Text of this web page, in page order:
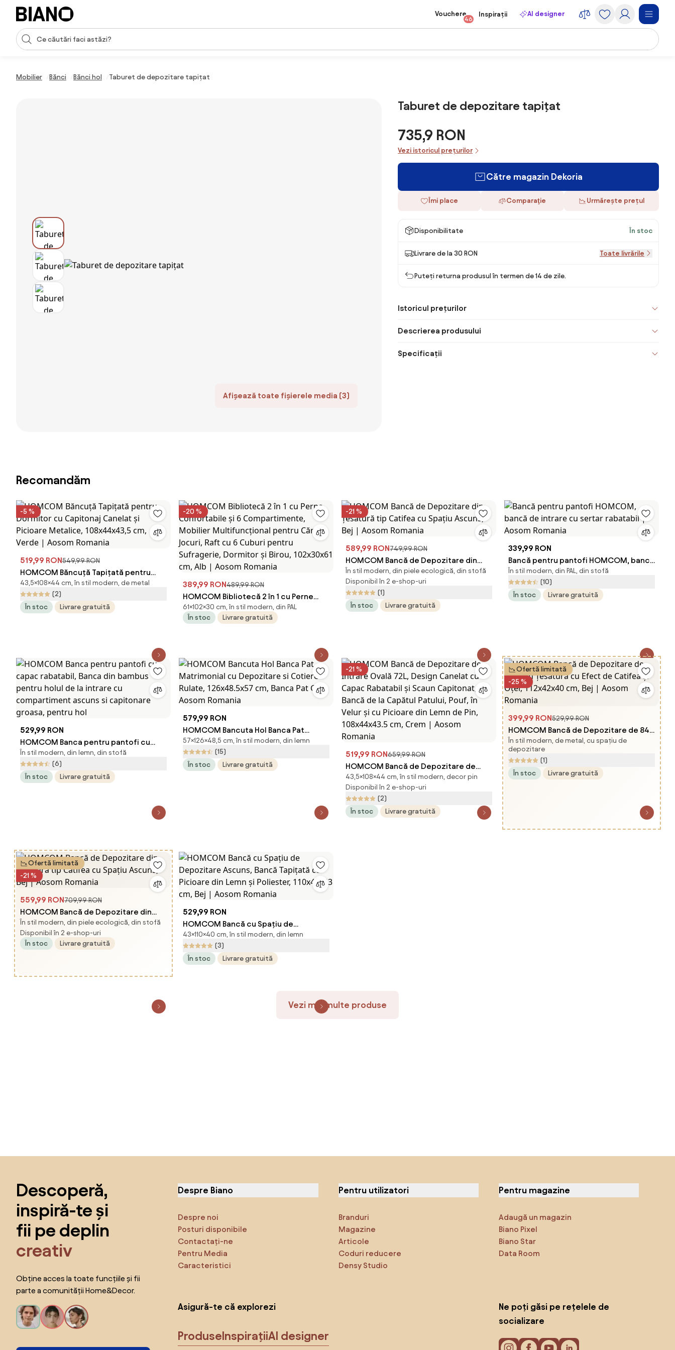
Sari peste navigare, accesează conținutul
Introducerea căutării
Vouchere
46
Inspirații AI designer
Mobilier Bănci Bănci hol Taburet de depozitare tapițat
Afișează toate fișierele media (3)
Taburet de depozitare tapițat
735,9 RON
Vezi istoricul prețurilor
Către magazin Dekoria
Îmi place Comparaţie Urmărește prețul
Disponibilitate În stoc
Livrare de la 30 RON Toate livrările
Puteți returna produsul în termen de 14 de zile.
Istoricul prețurilor
Descrierea produsului
Specificații
Recomandăm
-5 %
519,99 RON549,99 RON
HOMCOM Băncuță Tapițată pentru
Dormitor cu Capitonaj Canelat și
Picioare Metalice, 108x44x43,5 cm,
Verde | Aosom Romania
43,5×108×44 cm, în stil modern, de metal
(2)
În stoc
Livrare gratuită
-20 %
389,99 RON489,99 RON
HOMCOM Bibliotecă 2 în 1 cu Perne
Confortabile și 6 Compartimente,
Mobilier Multifuncțional pentru Cărți și
102x30x61 cm, Alb | Aosom Romania
61×102×30 cm, în stil modern, din PAL
În stoc
Livrare gratuită
-21 %
589,99 RON749,99 RON
HOMCOM Bancă de Depozitare din
Țesătură tip Catifea cu Spațiu Ascuns,
Bej | Aosom Romania
În stil modern, din piele ecologică, din stofă
Disponibil în 2 e-shop-uri
(1)
În stoc
Livrare gratuită
339,99 RON
Bancă pentru pantofi HOMCOM, bancă
de intrare cu sertar rabatabil | Aosom
Romania
În stil modern, din PAL, din stofă
(10)
În stoc
Livrare gratuită
529,99 RON
HOMCOM Banca pentru pantofi cu
capac rabatabil, Banca din bambus
pentru holul de la intrare cu
compartiment ascuns si capitonare
În stil modern, din lemn, din stofă
(6)
În stoc
Livrare gratuită
579,99 RON
HOMCOM Bancuta Hol Banca Pat
Matrimonial cu Depozitare si Cotiere
Rulate, 126x48.5x57 cm, Banca Pat Gri |
Aosom Romania
57×126×48,5 cm, în stil modern, din lemn
(15)
În stoc
Livrare gratuită
-21 %
519,99 RON659,99 RON
HOMCOM Bancă de Depozitare de
Intrare Ovală 72L, Design Canelat cu
Capac Rabatabil și Scaun Capitonat,
Bancă de la Capătul Patului, Pouf, în
Velur și cu Picioare din Lemn de Pin,
43,5×108×44 cm, în stil modern, decor pin
Disponibil în 2 e-shop-uri
(2)
În stoc
Livrare gratuită
Ofertă limitată
-25 %
399,99 RON529,99 RON
HOMCOM Bancă de Depozitare de 84L,
din Țesătură cu Efect de Catifea și
Oțel, 112x42x40 cm, Bej | Aosom
Romania
În stil modern, de metal, cu spațiu de
depozitare
(1)
În stoc
Livrare gratuită
Ofertă limitată
-21 %
559,99 RON709,99 RON
HOMCOM Bancă de Depozitare din
Țesătură tip Catifea cu Spațiu Ascuns,
Bej | Aosom Romania
În stil modern, din piele ecologică, din stofă
Disponibil în 2 e-shop-uri
În stoc
Livrare gratuită
529,99 RON
HOMCOM Bancă cu Spațiu de
Depozitare Ascuns, Bancă Tapițată cu
Picioare din Lemn și Poliester,
110x40x43 cm, Bej | Aosom Romania
43×110×40 cm, în stil modern, din lemn
(3)
În stoc
Livrare gratuită
Vezi mai multe produse
Descoperă,
inspiră-te și
fii pe deplin
creativ
Obține acces la toate funcțiile și fii
parte a comunității Home&Decor.
Despre Biano
Despre noi
Posturi disponibile
Contactați-ne
Pentru Media
Caracteristici
Pentru utilizatori
Branduri
Magazine
Articole
Coduri reducere
Densy Studio
Pentru magazine
Adaugă un magazin
Biano Pixel
Biano Star
Data Room
Asigură-te că explorezi
Produse InspirațiiAI designer
Ne poți găsi pe rețelele de
socializare